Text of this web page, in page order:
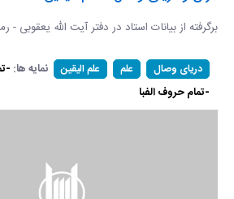
برگرفته از بیانات استاد در دفتر آیت الله یعقوبی -
دریای وصال علم علم الیقین نمایه ها: -
-تمام حروف الفبا